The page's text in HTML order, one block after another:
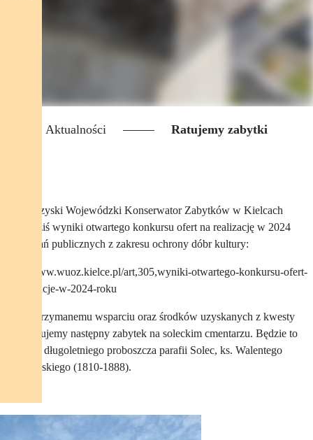
Aktualności Ratujemy zabytki
Świętokrzyski Wojewódzki Konserwator Zabytków w Kielcach
ogłosił dziś wyniki otwartego konkursu ofert na realizację w 2024
roku zadań publicznych z zakresu ochrony dóbr kultury:
https://www.wuoz.kielce.pl/art,305,wyniki-otwartego-konkursu-ofert-
na-realizacje-w-2024-roku
Dzięki otrzymanemu wsparciu oraz środków uzyskanych z kwesty
odrestaurujemy następny zabytek na soleckim cmentarzu. Będzie to
nagrobek długoletniego proboszcza parafii Solec, ks. Walentego
Drapkowskiego (1810-1888).